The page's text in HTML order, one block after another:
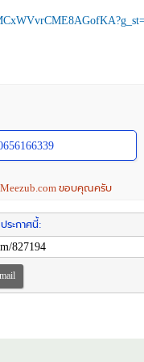
ขอบคุณครับ
ระกาศนี้: